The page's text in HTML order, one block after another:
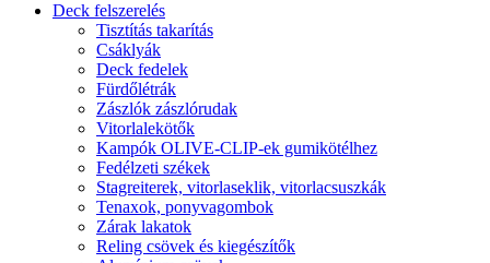
Deck felszerelés
Tisztítás takarítás
Csáklyák
Deck fedelek
Fürdőlétrák
Zászlók zászlórudak
Vitorlalekötők
Kampók OLIVE-CLIP-ek gumikötélhez
Fedélzeti székek
Stagreiterek, vitorlaseklik, vitorlacsuszkák
Tenaxok, ponyvagombok
Zárak lakatok
Reling csövek és kiegészítők